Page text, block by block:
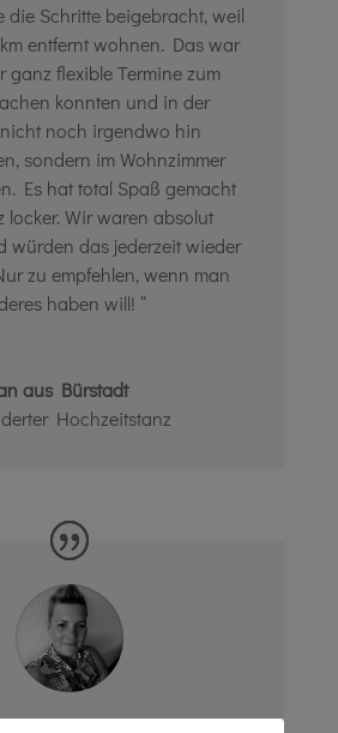
die Schritte beigebracht, weil
entfernt wohnen. Das war
ganz flexible Termine zum
konnten und in der
noch irgendwo hin
sondern im Wohnzimmer
Es hat total Spaß gemacht
locker. Wir waren absolut
würden das jederzeit wieder
zu empfehlen, wenn man
haben will! “
aus Bürstadt
Hochzeitstanz